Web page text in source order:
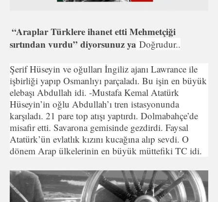
“Araplar Türklere ihanet etti Mehmetçiği
sırtından vurdu” diyorsunuz ya Doğrudur..
Şerif Hüseyin ve oğulları İngiliz ajanı Lawrance ile
işbirliği yapıp Osmanlıyı parçaladı. Bu işin en büyük
elebaşı Abdullah idi. -Mustafa Kemal Atatürk
Hüseyin’in oğlu Abdullah’ı tren istasyonunda
karşıladı. 21 pare top atışı yaptırdı. Dolmabahçe’de
misafir etti. Savarona gemisinde gezdirdi. Faysal
Atatürk’ün evlatlık kızını kucağına alıp sevdi. O
dönem Arap ülkelerinin en büyük müttefiki TC idi.